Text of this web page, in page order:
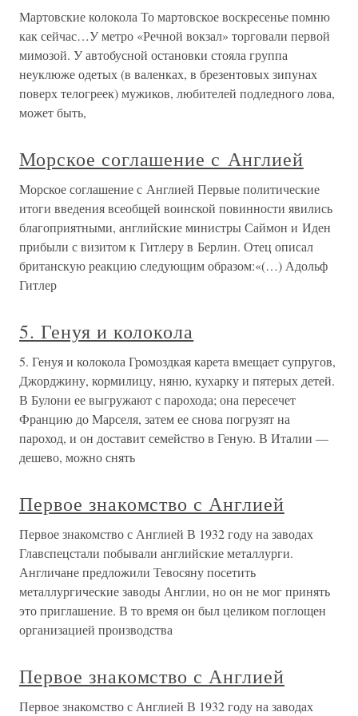
Мартовские колокола То мартовское воскресенье помню
как сейчас…У метро «Речной вокзал» торговали первой
мимозой. У автобусной остановки стояла группа
неуклюже одетых (в валенках, в брезентовых зипунах
поверх телогреек) мужиков, любителей подледного лова,
может быть,
Морское соглашение с Англией
Морское соглашение с Англией Первые политические
итоги введения всеобщей воинской повинности явились
благоприятными, английские министры Саймон и Иден
прибыли с визитом к Гитлеру в Берлин. Отец описал
британскую реакцию следующим образом:«(…) Адольф
Гитлер
5. Генуя и колокола
5. Генуя и колокола Громоздкая карета вмещает супругов,
Джорджину, кормилицу, няню, кухарку и пятерых детей.
В Булони ее выгружают с парохода; она пересечет
Францию до Марселя, затем ее снова погрузят на
пароход, и он доставит семейство в Геную. В Италии —
дешево, можно снять
Первое знакомство с Англией
Первое знакомство с Англией В 1932 году на заводах
Главспецстали побывали английские металлурги.
Англичане предложили Тевосяну посетить
металлургические заводы Англии, но он не мог принять
это приглашение. В то время он был целиком поглощен
организацией производства
Первое знакомство с Англией
Первое знакомство с Англией В 1932 году на заводах